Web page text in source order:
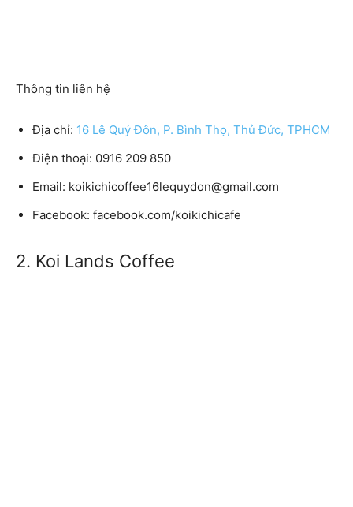
Thông tin liên hệ
Địa chỉ: 16 Lê Quý Đôn, P. Bình Thọ, Thủ Đức, TPHCM
Điện thoại: 0916 209 850
Email: koikichicoffee16lequydon@gmail.com
Facebook: facebook.com/koikichicafe
2. Koi Lands Coffee